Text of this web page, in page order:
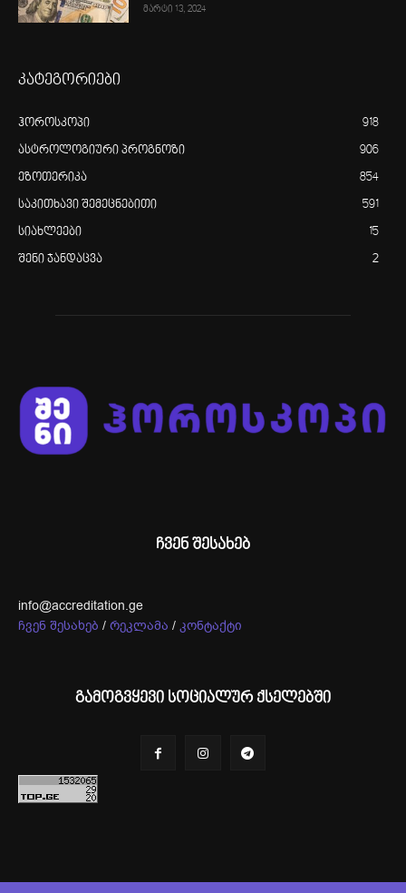
მარტი 13, 2024
კატეგორიები
ჰოროსკოპი 918
ასტროლოგიური პროგნოზი 906
ეზოთერიკა 854
საკითხავი შემეცნებითი 591
სიახლეები 15
შენი ჯანდაცვა 2
ჩვენ შესახებ
info@accreditation.ge
ჩვენ შესახებ / რეკლამა / კონტაქტი
გამოგვყევი სოციალურ ქსელებში